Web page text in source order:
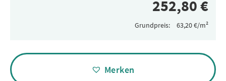
Grundpreis:
Alternative:
Merken